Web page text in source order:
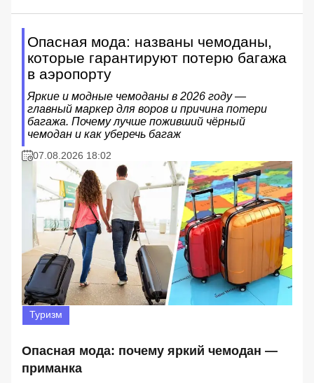
Опасная мода: названы чемоданы,
которые гарантируют потерю багажа
в аэропорту
Яркие и модные чемоданы в 2026 году —
главный маркер для воров и причина потери
багажа. Почему лучше поживший чёрный
чемодан и как уберечь багаж
07.08.2026 18:02
Туризм
Опасная мода: почему яркий чемодан —
приманка